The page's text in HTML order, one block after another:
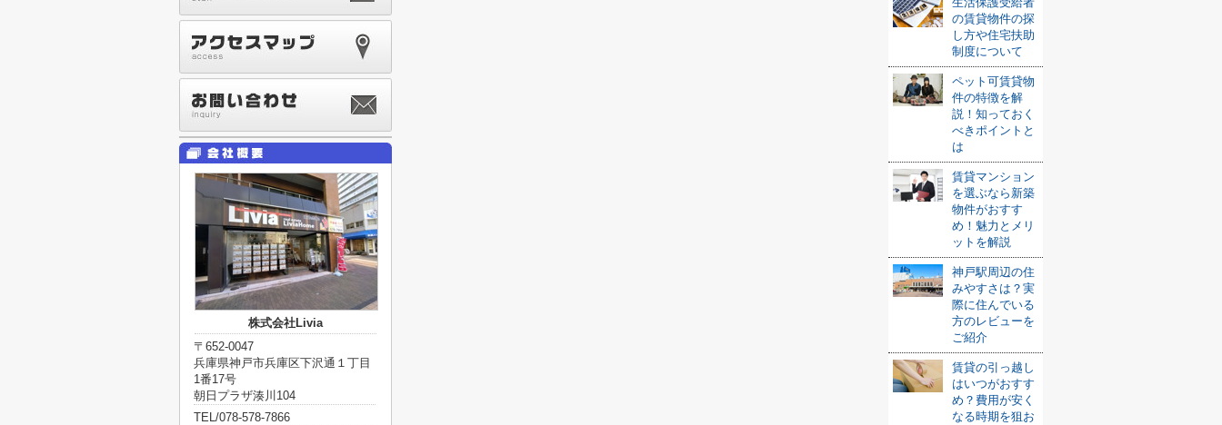
の賃貸物件の探
し方や住宅扶助
制度について
ペット可賃貸物
件の特徴を解
説！知っておく
べきポイントと
は
賃貸マンション
を選ぶなら新築
物件がおすす
め！魅力とメリ
ットを解説
神戸駅周辺の住
みやすさは？実
際に住んでいる
方のレビューを
ご紹介
賃貸の引っ越し
はいつがおすす
め？費用が安く
なる時期を狙お
株式会社Livia
〒652-0047
兵庫県神戸市兵庫区下沢通１丁目
1番17号
朝日プラザ湊川104
TEL/078-578-7866